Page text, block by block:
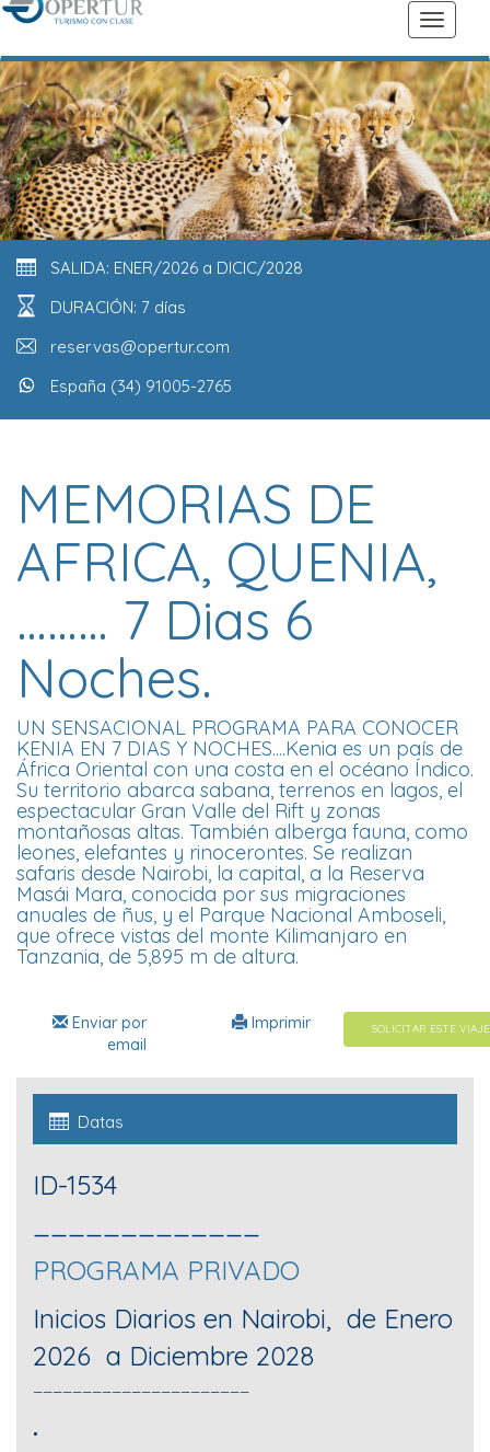
SALIDA: ENER/2026 a DICIC/2028
DURACIÓN: 7 días
reservas@opertur.com
España (34) 91005-2765
MEMORIAS DE
AFRICA, QUENIA,
……… 7 Dias 6
Noches.
UN SENSACIONAL PROGRAMA PARA CONOCER
KENIA EN 7 DIAS Y NOCHES....Kenia es un país de
África Oriental con una costa en el océano Índico.
Su territorio abarca sabana, terrenos en lagos, el
espectacular Gran Valle del Rift y zonas
montañosas altas. También alberga fauna, como
leones, elefantes y rinocerontes. Se realizan
safaris desde Nairobi, la capital, a la Reserva
Masái Mara, conocida por sus migraciones
anuales de ñus, y el Parque Nacional Amboseli,
que ofrece vistas del monte Kilimanjaro en
Tanzania, de 5,895 m de altura.
SOLICITAR ESTE VIAJE
Imprimir
Enviar por
email
Datas
ID-1534
PROGRAMA PRIVADO
Inicios Diarios en Nairobi, de Enero
2026 a Diciembre 2028
.